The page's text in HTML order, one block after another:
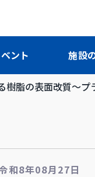
ント 施設
脂の表面改質～プ
和8年08月27日